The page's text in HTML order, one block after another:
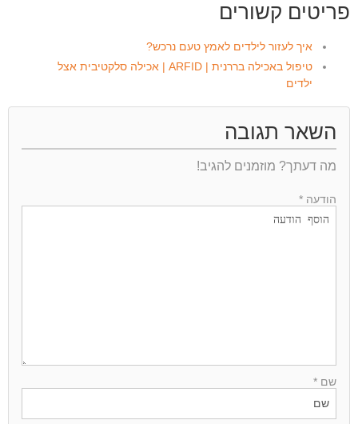
פריטים קשורים
איך לעזור לילדים לאמץ טעם נרכש?
טיפול באכילה בררנית | ARFID | אכילה סלקטיבית אצל
ילדים
השאר תגובה
מה דעתך? מוזמנים להגיב!
הודעה *
שם *